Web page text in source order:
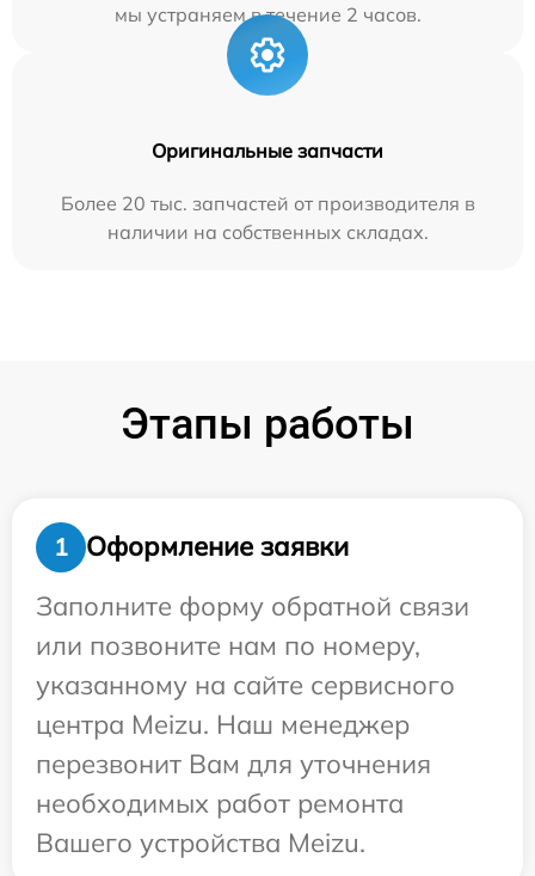
мы устраняем в течение 2 часов.
Оригинальные запчасти
Более 20 тыс. запчастей от производителя в
наличии на собственных складах.
Этапы работы
1
Оформление заявки
Заполните форму обратной связи
или позвоните нам по номеру,
указанному на сайте сервисного
центра Meizu. Наш менеджер
перезвонит Вам для уточнения
необходимых работ ремонта
Вашего устройства Meizu.